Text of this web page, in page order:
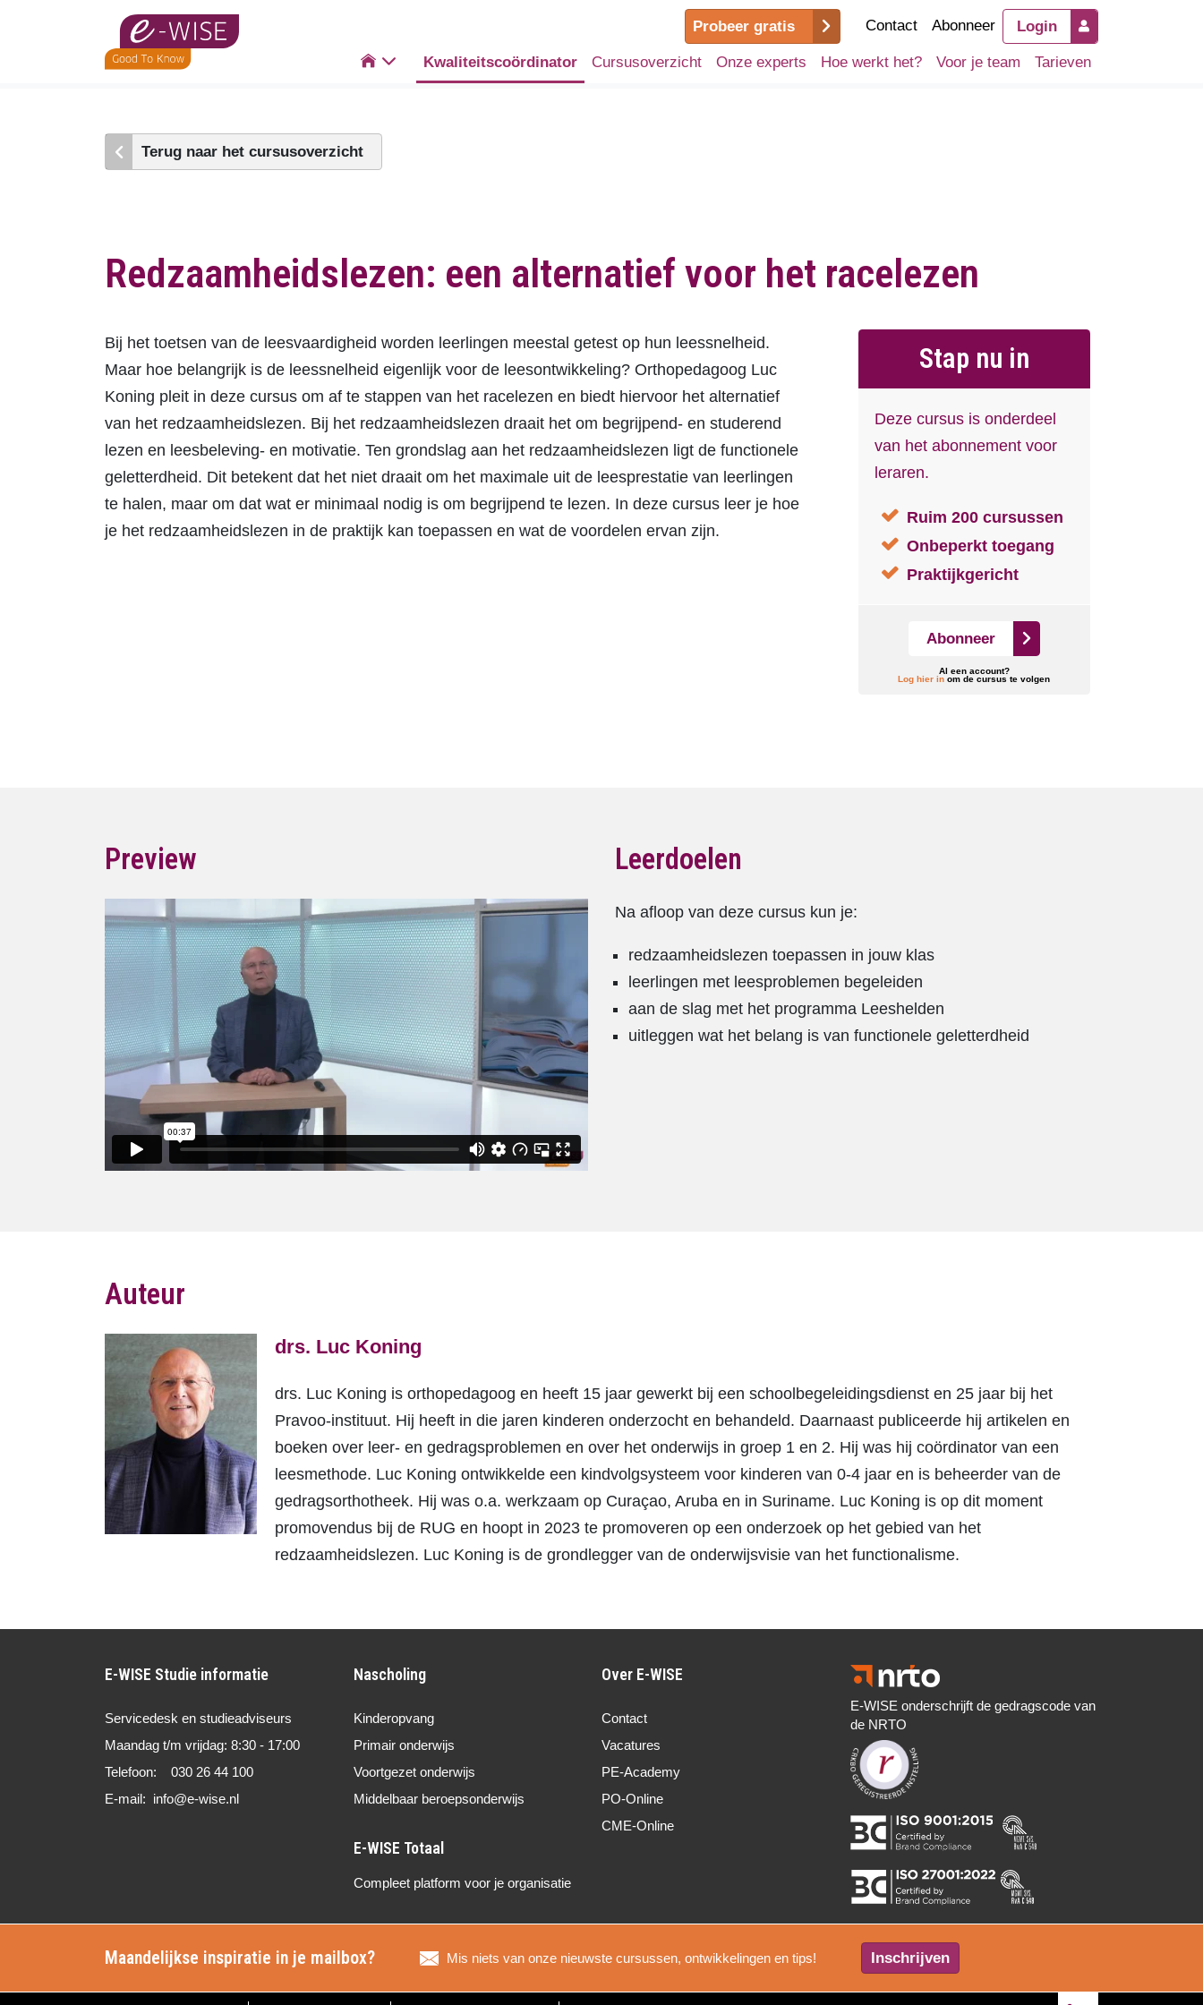
Probeer gratis Contact Abonneer Login
 Kwaliteitscoördinator Cursusoverzicht Onze experts Hoe werkt het? Voor je team Tarieven
Terug naar het cursusoverzicht
Redzaamheidslezen: een alternatief voor het racelezen
Stap nu in
Deze cursus is onderdeel
van het abonnement voor
leraren.
Ruim 200 cursussen
Onbeperkt toegang
Praktijkgericht
Abonneer
Al een account?
Log hier in om de cursus te volgen
Bij het toetsen van de leesvaardigheid worden leerlingen meestal getest op hun leessnelheid.
Maar hoe belangrijk is de leessnelheid eigenlijk voor de leesontwikkeling? Orthopedagoog Luc
Koning pleit in deze cursus om af te stappen van het racelezen en biedt hiervoor het alternatief
van het redzaamheidslezen. Bij het redzaamheidslezen draait het om begrijpend- en studerend
lezen en leesbeleving- en motivatie. Ten grondslag aan het redzaamheidslezen ligt de functionele
geletterdheid. Dit betekent dat het niet draait om het maximale uit de leesprestatie van leerlingen
te halen, maar om dat wat er minimaal nodig is om begrijpend te lezen. In deze cursus leer je hoe
je het redzaamheidslezen in de praktijk kan toepassen en wat de voordelen ervan zijn.
Preview Leerdoelen
Na afloop van deze cursus kun je:
redzaamheidslezen toepassen in jouw klas
leerlingen met leesproblemen begeleiden
aan de slag met het programma Leeshelden
uitleggen wat het belang is van functionele geletterdheid
Auteur
drs. Luc Koning
drs. Luc Koning is orthopedagoog en heeft 15 jaar gewerkt bij een schoolbegeleidingsdienst en 25 jaar bij het
Pravoo-instituut. Hij heeft in die jaren kinderen onderzocht en behandeld. Daarnaast publiceerde hij artikelen en
boeken over leer- en gedragsproblemen en over het onderwijs in groep 1 en 2. Hij was hij coördinator van een
leesmethode. Luc Koning ontwikkelde een kindvolgsysteem voor kinderen van 0-4 jaar en is beheerder van de
gedragsorthotheek. Hij was o.a. werkzaam op Curaçao, Aruba en in Suriname. Luc Koning is op dit moment
promovendus bij de RUG en hoopt in 2023 te promoveren op een onderzoek op het gebied van het
redzaamheidslezen. Luc Koning is de grondlegger van de onderwijsvisie van het functionalisme.
E-WISE Studie informatie
Servicedesk en studieadviseurs
Maandag t/m vrijdag: 8:30 - 17:00
Telefoon: 030 26 44 100
E-mail: info@e-wise.nl
Nascholing
Kinderopvang
Primair onderwijs
Voortgezet onderwijs
Middelbaar beroepsonderwijs
Compleet platform voor je organisatie
Over E-WISE
Contact
Vacatures
PE-Academy
PO-Online
CME-Online
E-WISE onderschrijft de gedragscode van
de NRTO
Maandelijkse inspiratie in je mailbox? Mis niets van onze nieuwste cursussen, ontwikkelingen en tips! Inschrijven